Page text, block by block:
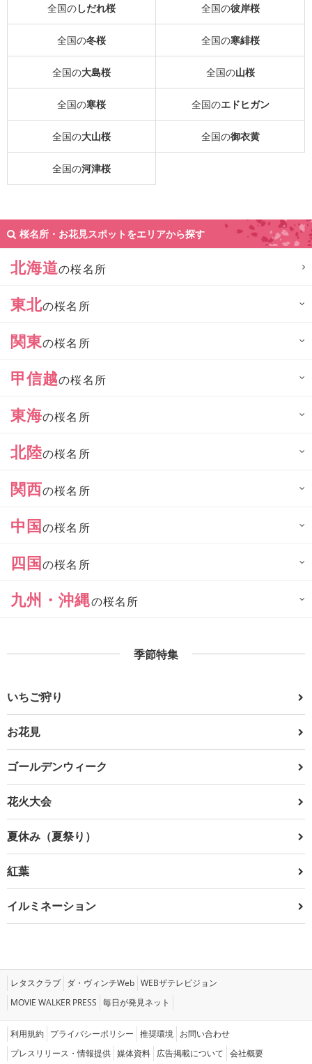
全国のしだれ桜 全国の彼岸桜
全国の冬桜 全国の寒緋桜
全国の大島桜 全国の山桜
全国の寒桜 全国のエドヒガン
全国の大山桜 全国の御衣黄
全国の河津桜
桜名所・お花見スポットをエリアから探す
北海道の桜名所
東北の桜名所
関東の桜名所
甲信越の桜名所
東海の桜名所
北陸の桜名所
関西の桜名所
中国の桜名所
四国の桜名所
九州・沖縄の桜名所
季節特集
いちご狩り
お花見
ゴールデンウィーク
花火大会
夏休み（夏祭り）
紅葉
イルミネーション
レタスクラブ ダ・ヴィンチWeb WEBザテレビジョン
MOVIE WALKER PRESS 毎日が発見ネット
利用規約 プライバシーポリシー 推奨環境 お問い合わせ
プレスリリース・情報提供 媒体資料 広告掲載について 会社概要